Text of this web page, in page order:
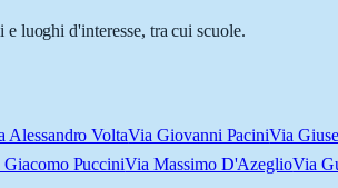
luoghi d'interesse, tra cui scuole.
Alessandro VoltaVia Giovanni PaciniVia
Giacomo PucciniVia Massimo D'AzeglioVia